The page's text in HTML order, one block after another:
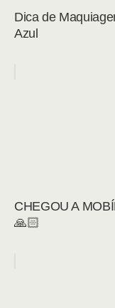
Dica de
Azul
CHEGOU A
🙏🏻